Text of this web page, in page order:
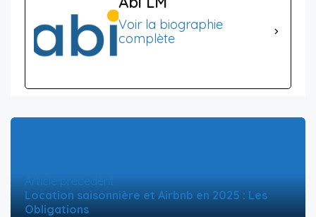
Voir la biographie
complète
Article précédent
Location saisonnière et Airbnb en 2025 : Les
Obligations